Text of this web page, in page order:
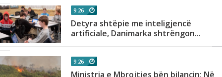
9:26
Detyra shtëpie me inteligjencë
artificiale, Danimarka shtrëngon...
9:26
Ministria e Mbrojtjes bën bilancin: Në